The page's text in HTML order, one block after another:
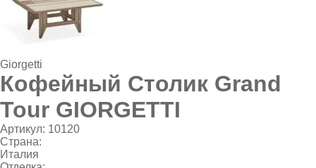
Giorgetti
Кофейный Столик Grand
Tour GIORGETTI
Артикул: 10120
Страна:
Италия